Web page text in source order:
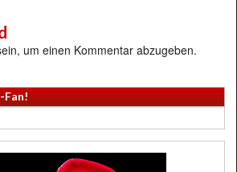
um einen Kommentar abzugeben.
Fan!